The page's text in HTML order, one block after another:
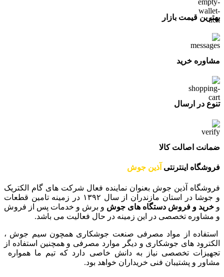
بهترین قیمت بازار
مشاوره خرید
تنوع در ارسال
ضمانت اصالت کالا
فروشگاه اینترنتی آذین جوش
فروشگاه آذین جوش بعنوان نماینده فعال شرکت های گام الکتریک
و جوشا در استان مازندران از سال ۱۳۹۲ در زمینه تامین قطعات
و خرید و فروش دستگاه های جوش و برش و خدمات پس از فروش
و مشاوره تخصصی در این زمینه در حال فعالیت می باشد.
استفاده از مواد مصرفی صنعت جوشکاری همچون سیم جوش ،
الکترود های جوشکاری و دیگر موارد مصرفی و همچنین استفاده از
تجهیزات تخصصی نیاز به دانش خاصی دارد که تیم ما همواره
مشاور و پشتیبان فنی خریداران خواهد بود.